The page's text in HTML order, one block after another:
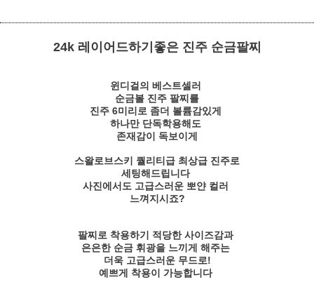
24k 레이어드하기좋은 진주 순금팔찌
윈디걸의 베스트셀러
순금볼 진주 팔찌를
진주 6미리로 좀더 볼륨감있게
하나만 단독학용해도
존재감이 독보이게
스왈로브스키 퀄리티급 최상급 진주로
세팅해드립니다
사진에서도 고급스러운 뽀얀 컬러
느껴지시죠?
팔찌로 착용하기 적당한 사이즈감과
은은한 순금 휘광을 느끼게 해주는
더욱 고급스러운 무드로!
예쁘게 착용이 가능합니다